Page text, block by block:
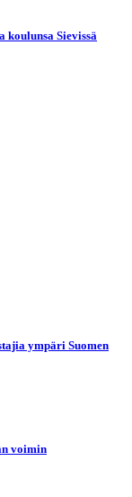
koulunsa Sievissä
ympäri Suomen
voimin